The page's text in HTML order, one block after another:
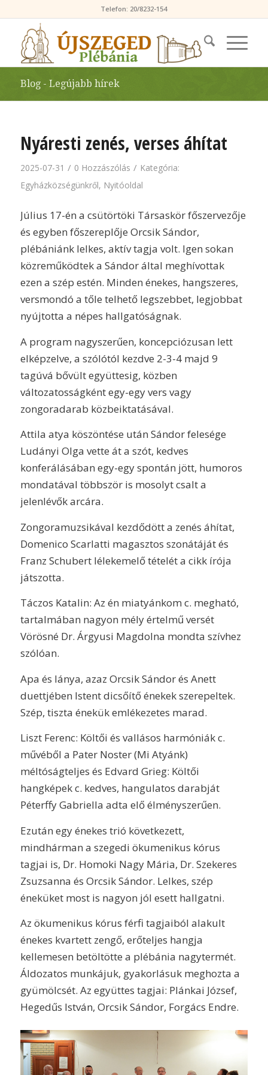
Telefon: 20/8232-154
Blog - Legújabb hírek
Nyáresti zenés, verses áhítat
2025-07-31 / 0 Hozzászólás / Kategória:
Egyházközségünkről, Nyitóoldal
Július 17-én a csütörtöki Társaskör főszervezője
és egyben főszereplője Orcsik Sándor,
plébániánk lelkes, aktív tagja volt. Igen sokan
közreműködtek a Sándor által meghívottak
ezen a szép estén. Minden énekes, hangszeres,
versmondó a tőle telhető legszebbet, legjobbat
nyújtotta a népes hallgatóságnak.
A program nagyszerűen, koncepciózusan lett
elképzelve, a szólótól kezdve 2-3-4 majd 9
tagúvá bővült együttesig, közben
változatosságként egy-egy vers vagy
zongoradarab közbeiktatásával.
Attila atya köszöntése után Sándor felesége
Ludányi Olga vette át a szót, kedves
konferálásában egy-egy spontán jött, humoros
mondatával többször is mosolyt csalt a
jelenlévők arcára.
Zongoramuzsikával kezdődött a zenés áhítat,
Domenico Scarlatti magasztos szonátáját és
Franz Schubert lélekemelő tételét a cikk írója
játszotta.
Táczos Katalin: Az én miatyánkom c. megható,
tartalmában nagyon mély értelmű versét
Vörösné Dr. Árgyusi Magdolna mondta szívhez
szólóan.
Apa és lánya, azaz Orcsik Sándor és Anett
duettjében Istent dicsőítő énekek szerepeltek.
Szép, tiszta énekük emlékezetes marad.
Liszt Ferenc: Költői és vallásos harmóniák c.
művéből a Pater Noster (Mi Atyánk)
méltóságteljes és Edvard Grieg: Költői
hangképek c. kedves, hangulatos darabját
Péterffy Gabriella adta elő élményszerűen.
Ezután egy énekes trió következett,
mindhárman a szegedi ökumenikus kórus
tagjai is, Dr. Homoki Nagy Mária, Dr. Szekeres
Zsuzsanna és Orcsik Sándor. Lelkes, szép
éneküket most is nagyon jól esett hallgatni.
Az ökumenikus kórus férfi tagjaiból alakult
énekes kvartett zengő, erőteljes hangja
kellemesen betöltötte a plébánia nagytermét.
Áldozatos munkájuk, gyakorlásuk meghozta a
gyümölcsét. Az együttes tagjai: Plánkai József,
Hegedűs István, Orcsik Sándor, Forgács Endre.